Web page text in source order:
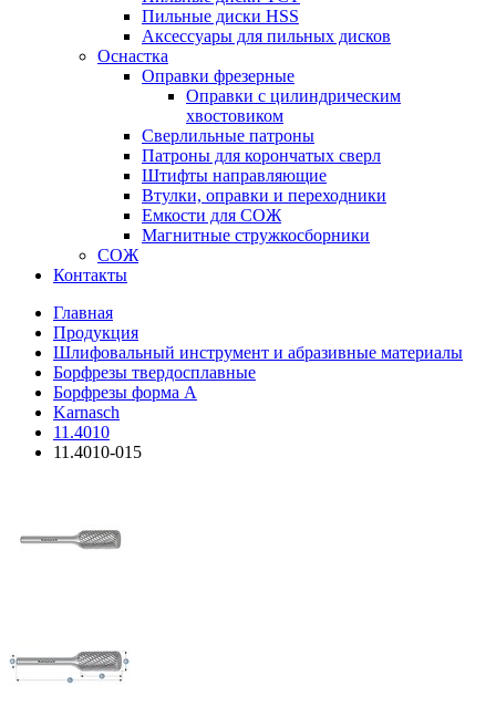
Пильные диски HSS
Аксессуары для пильных дисков
Оснастка
Оправки фрезерные
Оправки с цилиндрическим
хвостовиком
Сверлильные патроны
Патроны для корончатых сверл
Штифты направляющие
Втулки, оправки и переходники
Емкости для СОЖ
Магнитные стружкосборники
СОЖ
Контакты
Главная
Продукция
Шлифовальный инструмент и абразивные материалы
Борфрезы твердосплавные
Борфрезы форма A
Karnasch
11.4010
11.4010-015